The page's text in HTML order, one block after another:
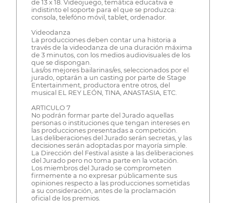
de 13 x 18. Videojuego, temática educativa e
indistinto el soporte para el que se produzca:
consola, telefóno móvil, tablet, ordenador.
Videodanza
La producciones deben contar una historia a
través de la videodanza de una duración máxima
de 3 minutos, con los medios audiovisuales de los
que se dispongan.
Las/os mejores bailarinas/es, seleccionados por el
jurado, optarán a un casting por parte de Stage
Entertainment, productora entre otros, del
musical EL REY LEÓN, TINA, ANASTASIA, ETC.
ARTICULO 7
No podrán formar parte del Jurado aquellas
personas o instituciones que tengan intereses en
las producciones presentadas a competición.
Las deliberaciones del Jurado serán secretas, y las
decisiones serán adoptadas por mayoría simple.
La Dirección del Festival asiste a las deliberaciones
del Jurado pero no toma parte en la votación.
Los miembros del Jurado se comprometen
firmemente a no expresar públicamente sus
opiniones respecto a las producciones sometidas
a su consideración, antes de la proclamación
oficial de los premios.